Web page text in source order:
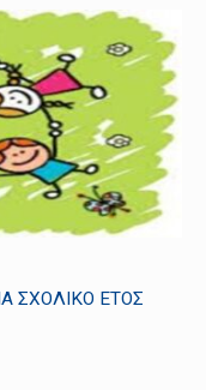
ΣΧΟΛΙΚΟ ΕΤΟΣ